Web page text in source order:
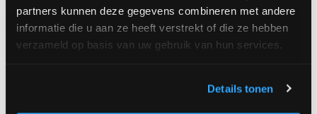
partners kunnen deze gegevens combineren met andere
informatie die u aan ze heeft verstrekt of die ze hebben
verzameld op basis van uw gebruik van hun services.
Details tonen
Verzamel de volgende documenten (welke van
toepassing zijn): kopie opleidingsovereenkomst,
kopie factuur en kopie
Mail het ingevulde formulier en documenten